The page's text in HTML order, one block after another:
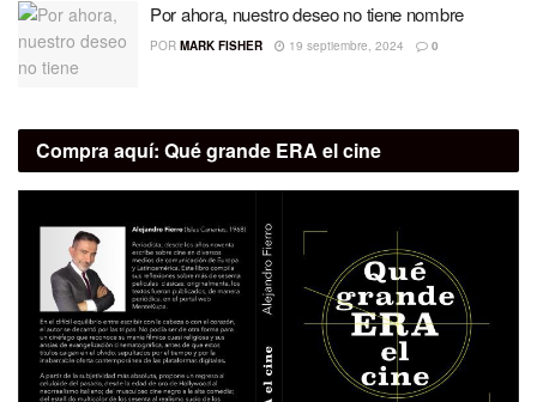
Por ahora, nuestro deseo no tiene nombre
POR MARK FISHER 19 septiembre, 2024 0
Compra aquí: Qué grande ERA el cine